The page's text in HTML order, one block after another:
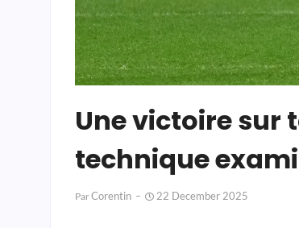
Une victoire sur
technique
ParCorentin 22 December 2025